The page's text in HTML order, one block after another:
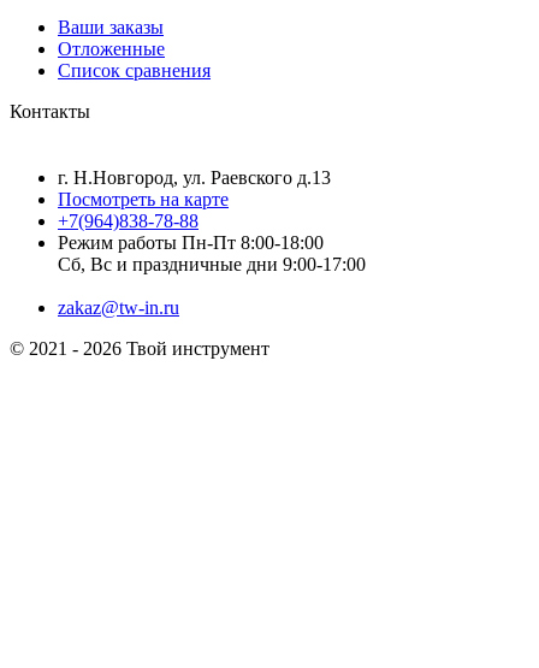
Ваши заказы
Отложенные
Список сравнения
Контакты
г. Н.Новгород, ул. Раевского д.13
Посмотреть на карте
+7(964)838-78-88
Режим работы Пн-Пт 8:00-18:00
Сб, Вс и праздничные дни 9:00-17:00
zakaz@tw-in.ru
© 2021 - 2026 Твой инструмент